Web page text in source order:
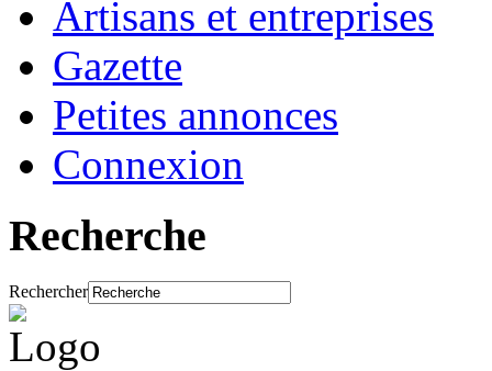
Artisans et entreprises
Gazette
Petites annonces
Connexion
Recherche
Rechercher